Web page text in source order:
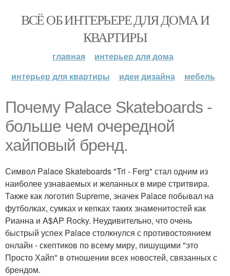
ВСЁ ОБ ИНТЕРЬЕРЕ ДЛЯ ДОМА И
КВАРТИРЫ
главная
интерьер для дома
интерьер для квартиры
идеи дизайна мебель
Почему Palace Skateboards -
больше чем очередной
хайповый бренд.
Символ Palace Skateboards "Tri - Ferg" стал одним из
наиболее узнаваемых и желанных в мире стритвира.
Также как логотип Supreme, значек Palace побывал на
футболках, сумках и кепках таких знаменитостей как
Рианна и A$AP Rocky. Неудивительно, что очень
быстрый успех Palace столкнулся с противостоянием
онлайн - скептиков по всему миру, пишущими "это
Просто Хайп" в отношении всех новостей, связанных с
брендом.